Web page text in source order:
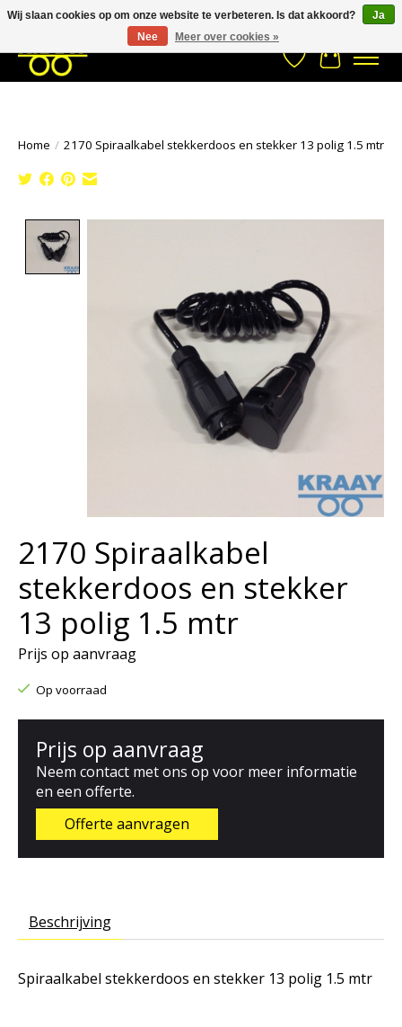
033- 2470 538 info@kraaybv.com Stuur een Whatsapp bericht
Verlanglijst
Home / 2170 Spiraalkabel stekkerdoos en stekker 13 polig 1.5 mtr
2170 Spiraalkabel
stekkerdoos en stekker
13 polig 1.5 mtr
Prijs op aanvraag
Op voorraad
Prijs op aanvraag
Neem contact met ons op voor meer informatie
en een offerte.
Offerte aanvragen
Beschrijving
Spiraalkabel stekkerdoos en stekker 13 polig 1.5 mtr
Wij slaan cookies op om onze website te verbeteren. Is dat akkoord?
Ja
Nee
Meer over cookies »